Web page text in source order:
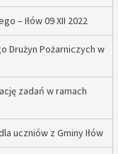
– Iłów 09 XII 2022
Drużyn Pożarniczych w
zadań w ramach
uczniów z Gminy Iłów